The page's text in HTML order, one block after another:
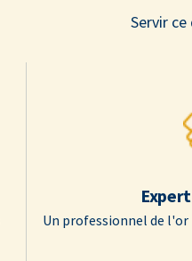
Servir
Un professionnel de l'or